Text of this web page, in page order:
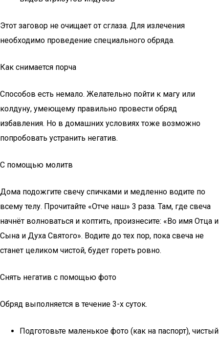
Этот заговор не очищает от сглаза. Для излечения
необходимо проведение специального обряда.
Как снимается порча
Способов есть немало. Желательно пойти к магу или
колдуну, умеющему правильно провести обряд
избавления. Но в домашних условиях тоже возможно
попробовать устранить негатив.
С помощью молитв
Дома подожгите свечу спичками и медленно водите по
всему телу. Прочитайте «Отче наш» 3 раза. Там, где свеча
начнёт волноваться и коптить, произнесите: «Во имя Отца и
Сына и Духа Святого». Водите до тех пор, пока свеча не
станет целиком чистой, будет гореть ровно.
Снять негатив с помощью фото
Обряд выполняется в течение 3-х суток.
Подготовьте маленькое фото (как на паспорт), чистый